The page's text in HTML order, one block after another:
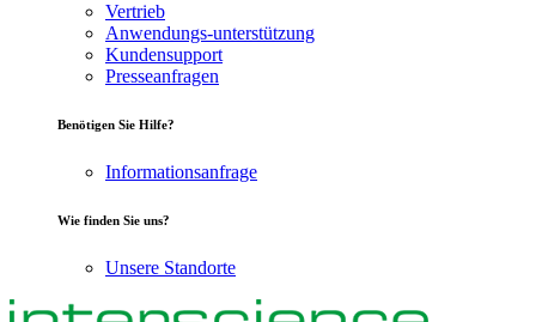
Vertrieb
Anwendungs-unterstützung
Kundensupport
Presseanfragen
Benötigen Sie Hilfe?
Informationsanfrage
Wie finden Sie uns?
Unsere Standorte